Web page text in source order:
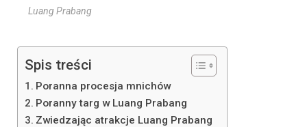
Luang Prabang
Spis treści
Poranna procesja mnichów
Poranny targ w Luang Prabang
Zwiedzając atrakcje Luang Prabang